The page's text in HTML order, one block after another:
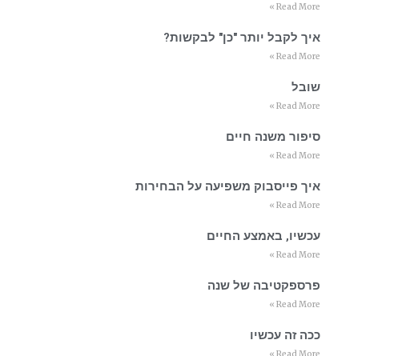
Read More »
איך לקבל יותר "כן" לבקשות?
Read More »
שובל
Read More »
סיפור משנה חיים
Read More »
איך פייסבוק משפיעה על הבחירות
Read More »
עכשיו, באמצע החיים
Read More »
פרספקטיבה של שנה
Read More »
ככה זה עכשיו
Read More »